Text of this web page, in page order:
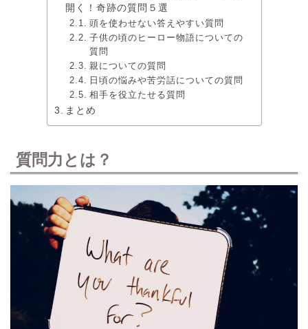
開く！奇跡の質問５選
頭を使わせない答えやすい質問
子供の頃のヒーロー物語についての
質問
親についての質問
日頃の悩みや苦労話についての質問
相手を役立たせる質問
まとめ
質問力とは？